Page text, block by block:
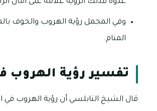
عدوه فذلك الرؤية علامة على أمان
وفي المجمل رؤية الهروب والخوف
المنام.
تفسير رؤية الهروب
قال الشيخ النابلسي أن رؤية الهروب في